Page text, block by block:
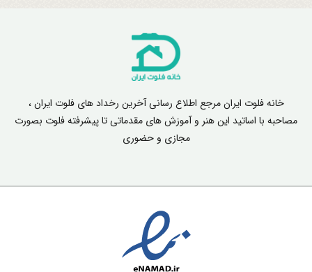
خانه فلوت ایران مرجع اطلاع رسانی آخرین رخداد های فلوت ایران ،
مصاحبه با اساتید این هنر و آموزش های مقدماتی تا پیشرفته فلوت بصورت
مجازی و حضوری